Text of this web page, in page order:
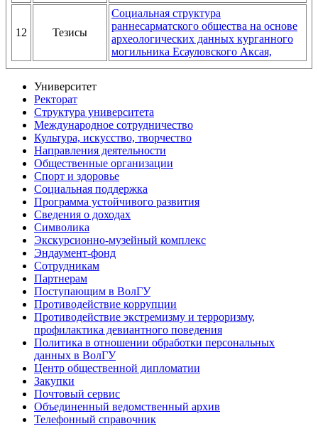
12 Тезисы
Социальная структура
раннесарматского общества на основе
археологических данных курганного
могильника Есауловского Аксая,
Университет
Ректорат
Структура университета
Международное сотрудничество
Культура, искусство, творчество
Направления деятельности
Общественные организации
Спорт и здоровье
Социальная поддержка
Программа устойчивого развития
Сведения о доходах
Символика
Экскурсионно-музейный комплекс
Эндаумент-фонд
Сотрудникам
Партнерам
Поступающим в ВолГУ
Противодействие коррупции
Противодействие экстремизму и терроризму,
профилактика девиантного поведения
Политика в отношении обработки персональных
данных в ВолГУ
Центр общественной дипломатии
Закупки
Почтовый сервис
Объединенный ведомственный архив
Телефонный справочник